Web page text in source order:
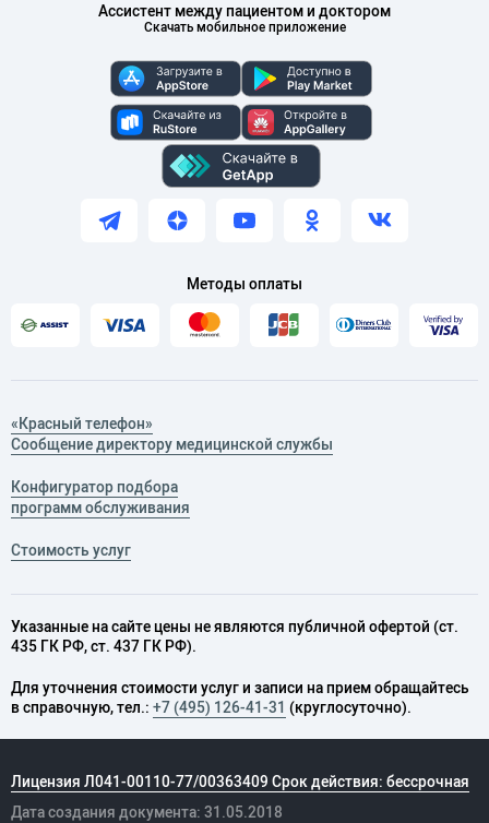
Ассистент между пациентом и доктором
Скачать мобильное приложение
Методы оплаты
«Красный телефон»
Сообщение директору медицинской службы
Конфигуратор подбора
программ обслуживания
Стоимость услуг
Указанные на сайте цены не являются публичной офертой (ст.
435 ГК РФ, cт. 437 ГК РФ).
Для уточнения стоимости услуг и записи на прием обращайтесь
в справочную, тел.: +7 (495) 126-41-31 (круглосуточно).
Лицензия Л041-00110-77/00363409 Срок действия: бессрочная
Дата создания документа: 31.05.2018